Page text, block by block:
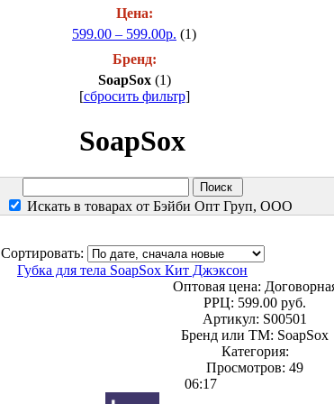
Цена:
599.00 – 599.00р. (1)
Бренд:
SoapSox (1)
[сбросить фильтр]
SoapSox
Искать в товарах от Бэйби Опт Груп, ООО
Сортировать:
Губка для тела SoapSox Кит Джэксон
Оптовая цена:
РРЦ: 599.00 руб.
Артикул: S00501
Бренд или ТМ: SoapSox
Категория:
Просмотров: 49
06:17